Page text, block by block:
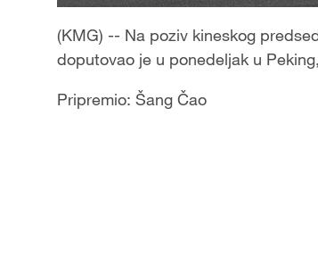
(KMG) -- Na poziv kineskog
doputovao je u ponedeljak u
Pripremio: Šang Čao